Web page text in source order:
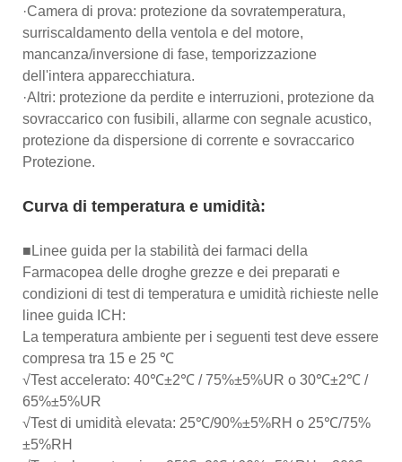
·Camera di prova: protezione da sovratemperatura,
surriscaldamento della ventola e del motore,
mancanza/inversione di fase, temporizzazione
dell'intera apparecchiatura.
·Altri: protezione da perdite e interruzioni, protezione da
sovraccarico con fusibili, allarme con segnale acustico,
protezione da dispersione di corrente e sovraccarico
Protezione.
Curva di temperatura e umidità:
■Linee guida per la stabilità dei farmaci della
Farmacopea delle droghe grezze e dei preparati e
condizioni di test di temperatura e umidità richieste nelle
linee guida ICH:
La temperatura ambiente per i seguenti test deve essere
compresa tra 15 e 25 ℃
√Test accelerato: 40℃±2℃ / 75%±5%UR o 30℃±2℃ /
65%±5%UR
√Test di umidità elevata: 25℃/90%±5%RH o 25℃/75%
±5%RH